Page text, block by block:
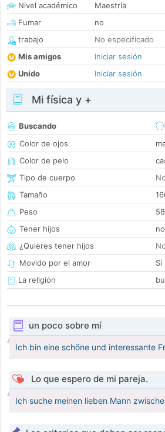
Nivel académico
Maestría
Fumar
no
trabajo
No especificado
Mis amigos
Iniciar sesión
Unido
Iniciar sesión
Mi física y +
Buscando
Color de ojos
Color de pelo
Tipo de cuerpo
Tamaño
Peso
Tener hijos
no
¿Quieres tener hijos
Movido por el amor
Sí
La religión
un poco sobre mí
Ich bin eine schöne und interessante
Lo que espero de mi pareja.
Ich suche meinen lieben Mann